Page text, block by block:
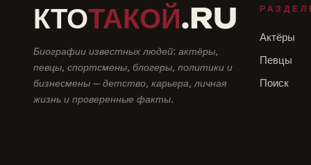
КТОТАКОЙ.RU
Биографии известных людей: актёры,
певцы, спортсмены, блогеры, политики и
бизнесмены — детство, карьера, личная
жизнь и проверенные факты.
Актёры
Певцы
Поиск